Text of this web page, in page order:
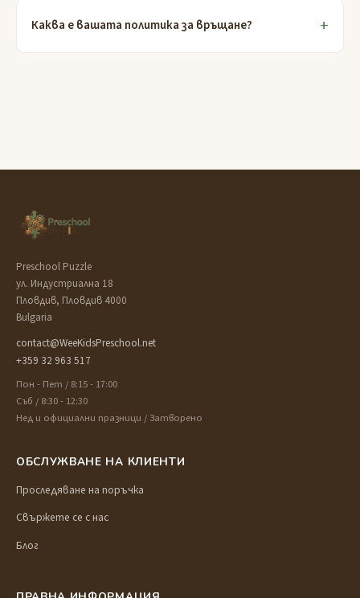
Каква е вашата политика за връщане?
Preschool Puzzle
ул. Индустриална 18
Пловдив, Пловдив 4000
Bulgaria
contact@WeeKidsPreschool.net
+359 32 963 517
Пон - Пет / 8:15 - 17:00
Съб / 8:30 - 12:30
Нед и официални празници / Затворено
ОБСЛУЖВАНЕ НА КЛИЕНТИ
Проследяване на поръчка
Свържете се с нас
Блог